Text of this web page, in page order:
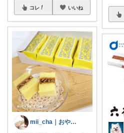
コレ いいね
mii_cha｜おやつと暮らし🌷